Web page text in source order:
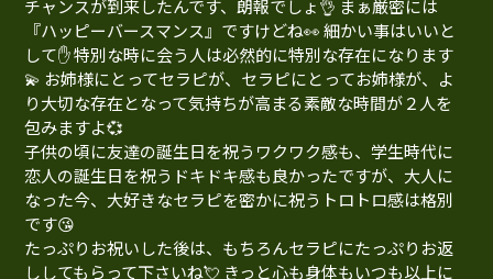
チャンスが到来したんです、朗報でしょ👌 まぁ厳密には
『ハッピーバースマンス』ですけどね👀 細かい事はいいと
して✋ 特別な時に会う人は必然的に特別な存在になります
💫 お姉様にとってセラピが、セラピにとってお姉様が、よ
り大切な存在となって気持ちが高まる素敵な時間が２人を
包みますよ💞
子供の頃に友達の誕生日を祝うワクワク感も、学生時代に
恋人の誕生日を祝うドキドキ感も良かったですが、大人に
なった今、大好きなセラピを密かに祝うトロトロ感は格別
です😘
たっぷりお祝いした後は、もちろんセラピにたっぷりお返
ししてもらって下さいね💘 きっと心も身体もいつも以上に